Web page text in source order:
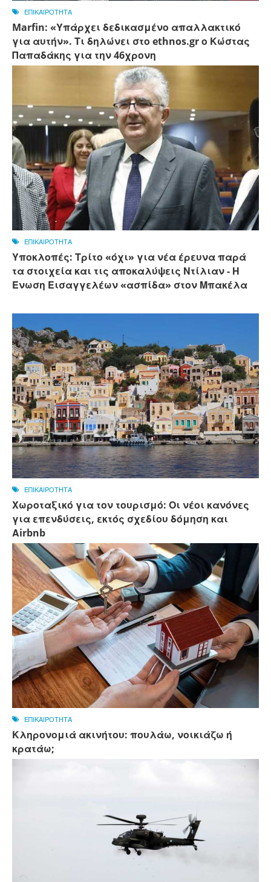
ΕΠΙΚΑΙΡΟΤΗΤΑ
Marfin: «Υπάρχει δεδικασμένο απαλλακτικό
για αυτήν». Τι δηλώνει στο ethnos.gr ο Κώστας
Παπαδάκης για την 46χρονη
ΕΠΙΚΑΙΡΟΤΗΤΑ
Υποκλοπές: Τρίτο «όχι» για νέα έρευνα παρά
τα στοιχεία και τις αποκαλύψεις Ντίλιαν - Η
Ένωση Εισαγγελέων «ασπίδα» στον Μπακέλα
ΕΠΙΚΑΙΡΟΤΗΤΑ
Χωροταξικό για τον τουρισμό: Οι νέοι κανόνες
για επενδύσεις, εκτός σχεδίου δόμηση και
Αirbnb
ΕΠΙΚΑΙΡΟΤΗΤΑ
Κληρονομιά ακινήτου: πουλάω, νοικιάζω ή
κρατάω;